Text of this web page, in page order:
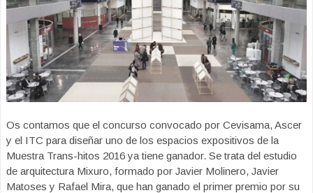
Os contamos que el concurso convocado por Cevisama, Ascer
y el ITC para diseñar uno de los espacios expositivos de la
Muestra Trans-hitos 2016 ya tiene ganador. Se trata del estudio
de arquitectura Mixuro, formado por Javier Molinero, Javier
Matoses y Rafael Mira, que han ganado el primer premio por su